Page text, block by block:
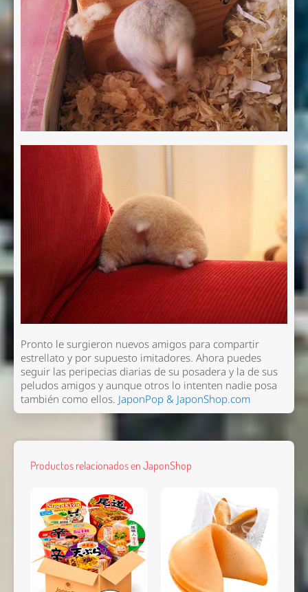
Pronto le surgieron nuevos amigos para compartir
estrellato y por supuesto imitadores. Ahora puedes
seguir las peripecias diarias de su posadera y la de sus
peludos amigos y aunque otros lo intenten nadie posa
también como ellos. JaponPop & JaponShop.com
Productos relacionados en JaponShop